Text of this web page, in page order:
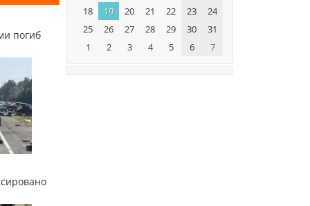
погиб
18
19 20 21 22 23
24
25
26 27 28 29 30
31
1
2 3 4 5 6 7